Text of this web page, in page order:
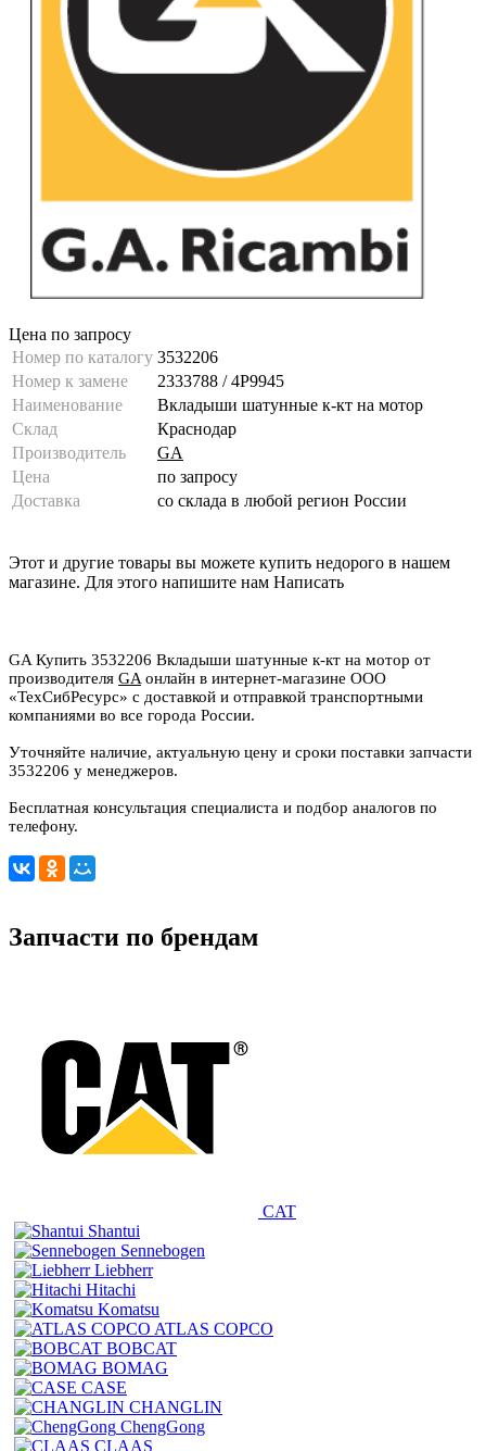
Цена по запросу
Номер по каталогу 3532206
Номер к замене
2333788 / 4P9945
Наименование
Вкладыши шатунные к-кт на мотор
Склад
Краснодар
Производитель
GA
Цена
по запросу
Доставка
со склада в любой регион России
Этот и другие товары вы можете купить недорого в нашем
магазине. Для этого напишите нам Написать
GA Купить 3532206 Вкладыши шатунные к-кт на мотор от
производителя GA онлайн в интернет-магазине ООО
«ТехСибРесурс» с доставкой и отправкой транспортными
компаниями во все города России.
Уточняйте наличие, актуальную цену и сроки поставки запчасти
3532206 у менеджеров.
Бесплатная консультация специалиста и подбор аналогов по
телефону.
Запчасти по брендам
CAT
Shantui
Sennebogen
Liebherr
Hitachi
Komatsu
ATLAS COPCO
BOBCAT
BOMAG
CASE
CHANGLIN
ChengGong
CLAAS